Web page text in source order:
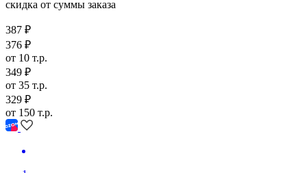
387 ₽
376 ₽
от 10 т.р.
349 ₽
от 35 т.р.
329 ₽
от 150 т.р.